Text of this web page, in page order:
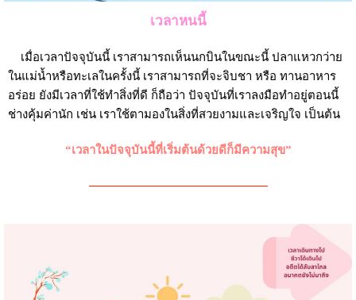
เวลาหนนี้
เมื่อเวลาปัจจุบันนี้ เราสามารถเห็นนกบินในขณะนี้ ปลาแหวกว่าย
ในแม่น้ำหรือทะเลในครั้งนี้ เราสามารถที่จะจิบชา หรือ ทานอาหาร
อร่อย ยังมีเวลาที่ใช้ทำสิ่งที่ดี ก็ถือว่า ปัจจุบันที่เราลงมือทำอยู่ตอนนี้
ช่างคุ้มค่านัก เช่น เราใช้ตามองในสิ่งที่สวยงามและเจริญใจ เป็นต้น
“เวลาในปัจจุบันนี้ที่เริ่มต้นด้วยดีก็มีความสุข”
———————————————